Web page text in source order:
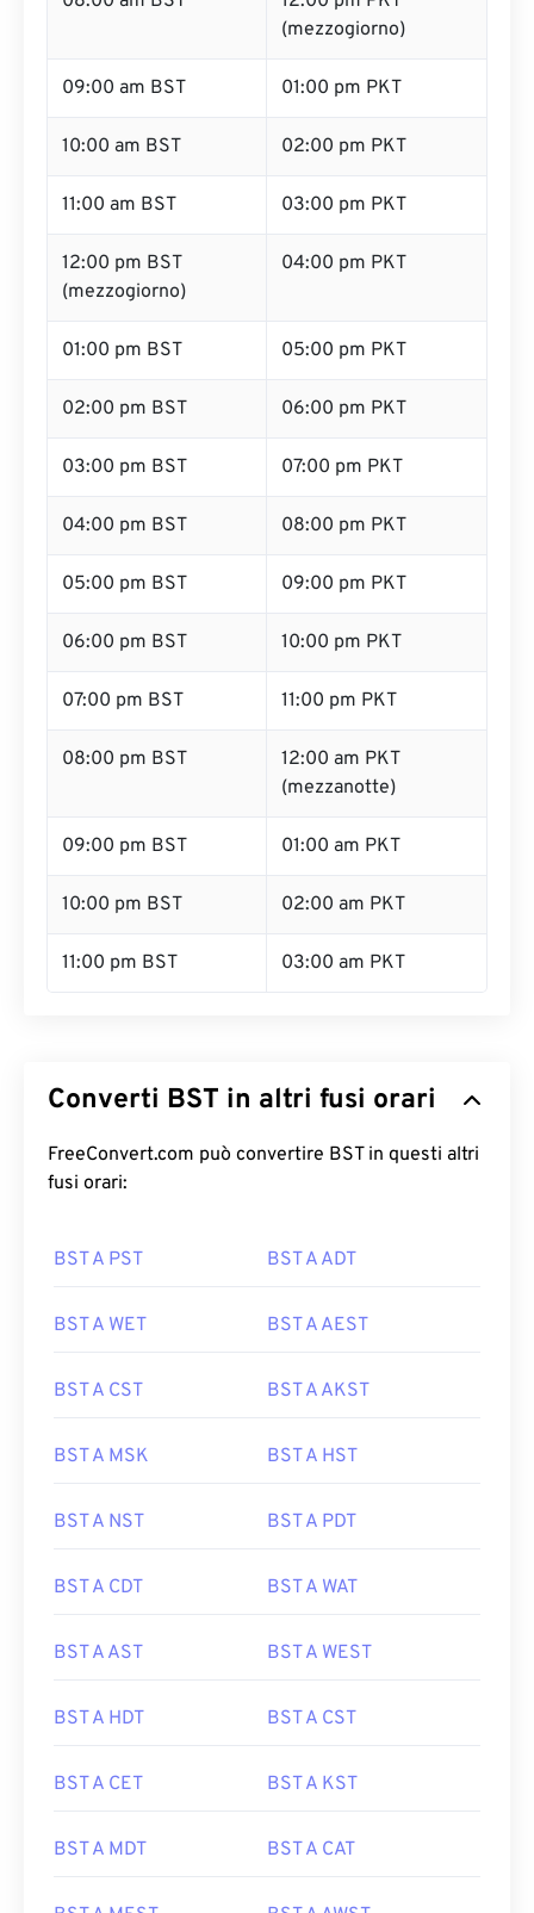
(mezzogiorno)
09:00 am BST 01:00 pm PKT
10:00 am BST 02:00 pm PKT
11:00 am BST 03:00 pm PKT
12:00 pm BST
(mezzogiorno)
04:00 pm PKT
01:00 pm BST 05:00 pm PKT
02:00 pm BST 06:00 pm PKT
03:00 pm BST 07:00 pm PKT
04:00 pm BST 08:00 pm PKT
05:00 pm BST 09:00 pm PKT
06:00 pm BST 10:00 pm PKT
07:00 pm BST 11:00 pm PKT
08:00 pm BST
12:00 am PKT
(mezzanotte)
09:00 pm BST 01:00 am PKT
10:00 pm BST 02:00 am PKT
11:00 pm BST 03:00 am PKT
Converti BST in altri fusi orari
FreeConvert.com può convertire BST in questi altri
fusi orari:
BST A PST BST A ADT
BST A WET BST A AEST
BST A CST BST A AKST
BST A MSK BST A HST
BST A NST BST A PDT
BST A CDT BST A WAT
BST A AST BST A WEST
BST A HDT BST A CST
BST A CET BST A KST
BST A MDT BST A CAT